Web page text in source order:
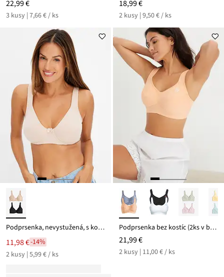
22,99 €
3 kusy | 7,66 € / ks
18,99 €
2 kusy | 9,50 € / ks
Podprsenka, nevystužená, s kosticami s bio bavlnou (2 ks v balení)
11,98 €-14%
2 kusy | 5,99 € / ks
Podprsenka bez kostíc (2ks v balení) bio bavlna
21,99 €
2 kusy | 11,00 € / ks